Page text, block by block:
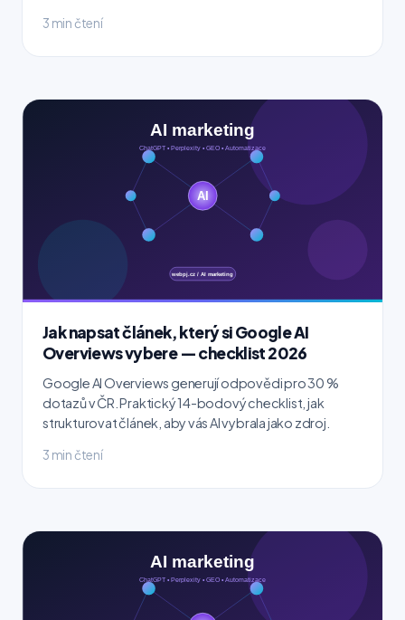
3 min čtení
Jak napsat článek, který si Google AI
Overviews vybere — checklist 2026
Google AI Overviews generují odpovědi pro 30 %
dotazů v ČR. Praktický 14-bodový checklist, jak
strukturovat článek, aby vás AI vybrala jako zdroj.
3 min čtení